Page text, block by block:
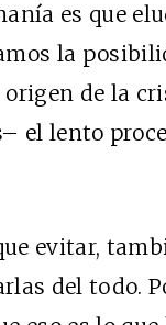
es que
la
de la
el lento
evitar,
del todo.